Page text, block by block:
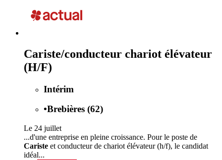
Cariste/conducteur chariot élévateur
(H/F)
Intérim
•Brebières (62)
Le 24 juillet
...d'une entreprise en pleine croissance. Pour le poste de
Cariste et conducteur de chariot élévateur (h/f), le candidat
idéal...